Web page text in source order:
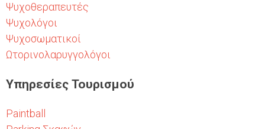
Ψυχοθεραπευτές
Ψυχολόγοι
Ψυχοσωματικοί
Ωτορινολαρυγγολόγοι
Υπηρεσίες Τουρισμού
Paintball